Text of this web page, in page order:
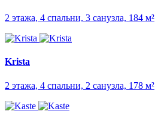
2 этажа, 4 спальни, 3 санузла, 184 м²
Krista
2 этажа, 4 спальни, 2 санузла, 178 м²